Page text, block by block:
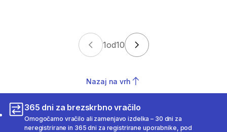
1od10
Nazaj na vrh
365 dni za brezskrbno vračilo
Omogočamo vračilo ali zamenjavo izdelka – 30 dni za
neregistrirane in 365 dni za registrirane uporabnike, pod